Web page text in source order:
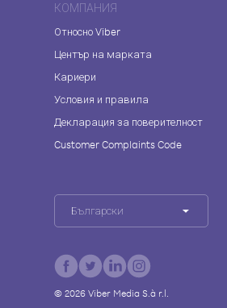
КОМПАНИЯ
Относно Viber
Център на марката
Кариери
Условия и правила
Декларация за поверителност
Customer Complaints Code
Български
© 2026Viber Media S.à r.l.